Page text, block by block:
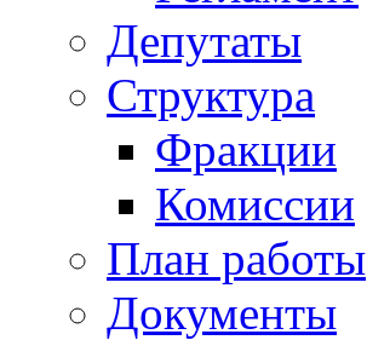
Депутаты
Структура
Фракции
Комиссии
План работы
Документы